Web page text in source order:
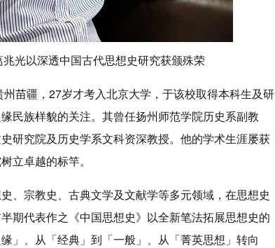
光以深透中国古代思想史研究获颁殊荣
州苗疆，27岁才考入北京大学，于该校取得本科生及研
民族样貌的关注。其曾任扬州师范学院历史系副教
研究院及历史学系文科资深教授。他的学术生涯屡获
立卓越的标竿。
、宗教史、古典文学及文献学等多元领域，在思想史
期代表作之《中国思想史》以全新笔法拓展思想史的
」、从「经典」到「一般」、从「菁英思想」转向